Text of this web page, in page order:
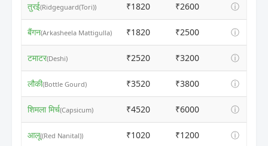
तुरई(Ridgeguard(Tori)) ₹1820 ₹2600 ⓘ
बैंगन(Arkasheela Mattigulla) ₹1820 ₹2500 ⓘ
टमाटर(Deshi) ₹2520 ₹3200 ⓘ
लौकी(Bottle Gourd) ₹3520 ₹3800 ⓘ
शिमला मिर्च(Capsicum) ₹4520 ₹6000 ⓘ
आलू((Red Nanital)) ₹1020 ₹1200 ⓘ